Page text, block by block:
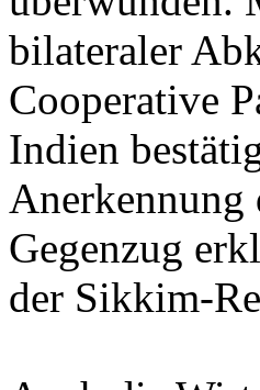
bilateraler
Cooperative
Indien
Gegenzug
der Sikkim-